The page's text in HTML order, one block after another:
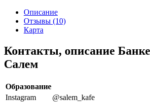
Описание
Отзывы (10)
Карта
Контакты, описание
Салем
Образование
Instagram
@salem_kafe